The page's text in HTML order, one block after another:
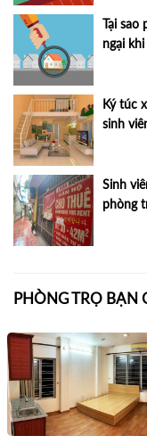
Tại
ngại
Ký túc
sinh
Sinh
phòng
PHÒNG TRỌ BẠN